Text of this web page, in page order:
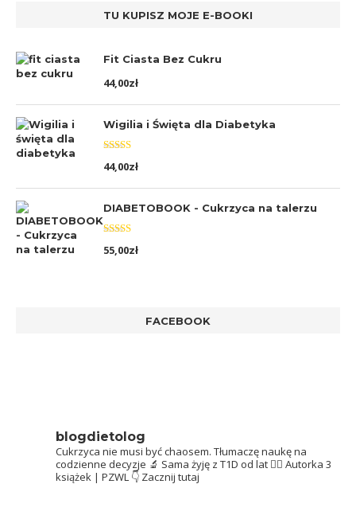
TU KUPISZ MOJE E-BOOKI
Fit Ciasta Bez Cukru
44,00zł
Wigilia i Święta dla Diabetyka
Oceniono
5.00na 5
44,00zł
DIABETOBOOK - Cukrzyca na talerzu
Oceniono
5.00na 5
55,00zł
FACEBOOK
blogdietolog
Cukrzyca nie musi być chaosem. Tłumaczę naukę na
codzienne decyzje 🔬 Sama żyję z T1D od lat 👩‍⚕️ Autorka 3
książek | PZWL 👇 Zacznij tutaj